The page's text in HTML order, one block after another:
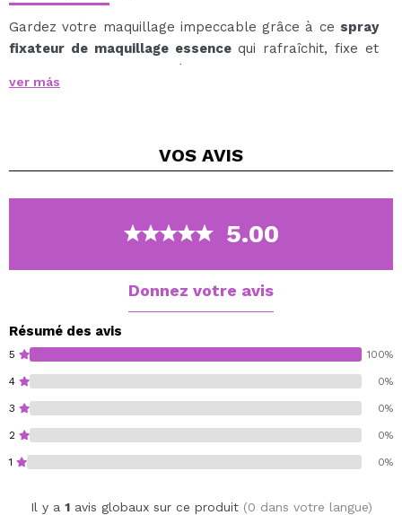
Gardez votre maquillage impeccable grâce à ce spray
fixateur de maquillage essencequi rafraîchit, fixe et
unifie le fini en une seule étape facile.
Sa texture transparente et ultra-fine permet de fixer
Parfait pour fixer le maquillage et revitaliser la peau
ver más
VOS AVIS
5.00
Donnez votre avis
Résumé des avis
5 100%
4 0%
3 0%
2 0%
1 0%
Il y a 1avis globaux sur ce produit (0 dans votre langue)